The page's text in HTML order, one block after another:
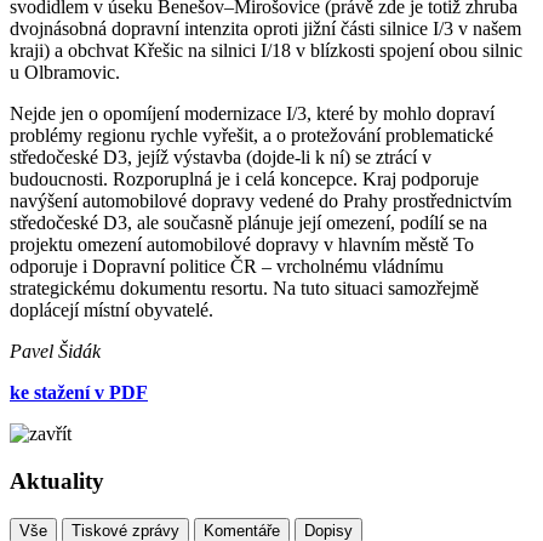
svodidlem v úseku Benešov–Mirošovice (právě zde je totiž zhruba
dvojnásobná dopravní intenzita oproti jižní části silnice I/3 v našem
kraji) a obchvat Křešic na silnici I/18 v blízkosti spojení obou silnic
u Olbramovic.
Nejde jen o opomíjení modernizace I/3, které by mohlo dopraví
problémy regionu rychle vyřešit, a o protežování problematické
středočeské D3, jejíž výstavba (dojde-li k ní) se ztrácí v
budoucnosti. Rozporuplná je i celá koncepce. Kraj podporuje
navýšení automobilové dopravy vedené do Prahy prostřednictvím
středočeské D3, ale současně plánuje její omezení, podílí se na
projektu omezení automobilové dopravy v hlavním městě To
odporuje i Dopravní politice ČR – vrcholnému vládnímu
strategickému dokumentu resortu. Na tuto situaci samozřejmě
doplácejí místní obyvatelé.
Pavel Šidák
ke stažení v PDF
Aktuality
Vše Tiskové zprávy Komentáře Dopisy